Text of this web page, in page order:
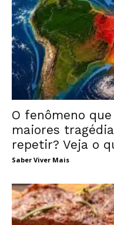
O fenômeno
maiores
repetir? Veja o
Saber Viver Mais